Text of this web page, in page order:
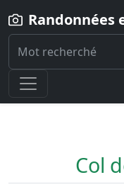
Randonnées
Home
Paysage
Col